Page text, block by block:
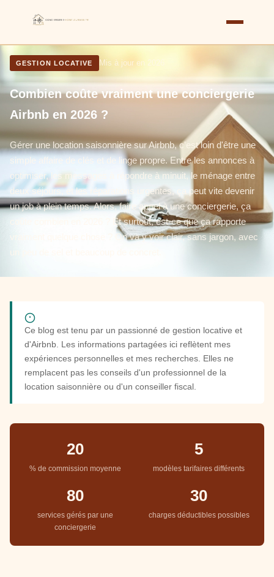
GESTION LOCATIVE Mis à jour en 2026
Combien coûte vraiment une conciergerie
Airbnb en 2026 ?
Gérer une location saisonnière sur Airbnb, c'est loin d'être une
simple affaire de clés et de linge propre. Entre les annonces à
optimiser, les messages à répondre à minuit, le ménage entre
deux séjours, et les réparations urgentes, ça peut vite devenir
un job à plein temps. Alors, faire appel à une conciergerie, ça
coûte combien en 2026 ? Et surtout, est-ce que ça rapporte
vraiment quelque chose ? On va y voir clair, sans jargon, avec
Ce blog est tenu par un passionné de gestion locative et
d'Airbnb. Les informations partagées ici reflètent mes
expériences personnelles et mes recherches. Elles ne
remplacent pas les conseils d'un professionnel de la
location saisonnière ou d'un conseiller fiscal.
20
% de commission moyenne
5
modèles tarifaires différents
80
services gérés par une
conciergerie
30
charges déductibles possibles